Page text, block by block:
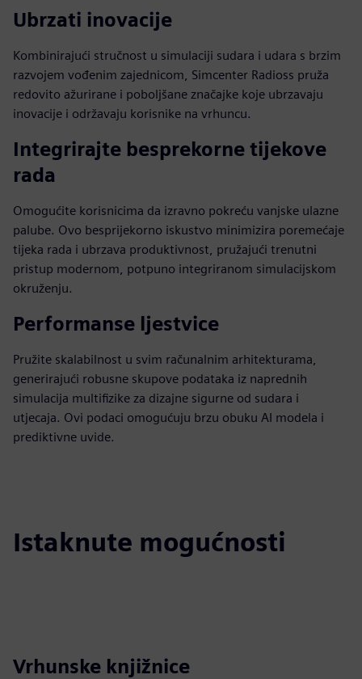
Ubrzati inovacije
Kombinirajući stručnost u simulaciji sudara i udara s brzim
razvojem vođenim zajednicom, Simcenter Radioss pruža
redovito ažurirane i poboljšane značajke koje ubrzavaju
inovacije i održavaju korisnike na vrhuncu.
Integrirajte besprekorne tijekove
rada
Omogućite korisnicima da izravno pokreću vanjske ulazne
palube. Ovo besprijekorno iskustvo minimizira poremećaje
tijeka rada i ubrzava produktivnost, pružajući trenutni
pristup modernom, potpuno integriranom simulacijskom
okruženju.
Performanse ljestvice
Pružite skalabilnost u svim računalnim arhitekturama,
generirajući robusne skupove podataka iz naprednih
simulacija multifizike za dizajne sigurne od sudara i
utjecaja. Ovi podaci omogućuju brzu obuku AI modela i
prediktivne uvide.
Istaknute mogućnosti
Vrhunske knjižnice